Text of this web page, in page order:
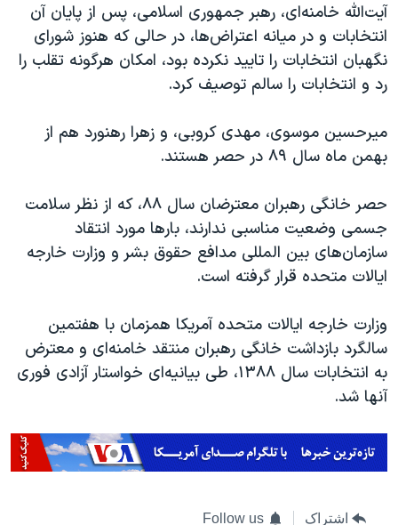
آیت‌الله خامنه‌ای، رهبر جمهوری اسلامی، پس از پایان آن
انتخابات و در میانه اعتراض‌ها، در حالی که هنوز شورای
نگهبان انتخابات را تایید نکرده بود، امکان هرگونه تقلب را
رد و انتخابات را سالم توصیف کرد.
میرحسین موسوی، مهدی کروبی، و زهرا رهنورد هم از
بهمن ماه سال ۸۹ در حصر هستند.
حصر خانگی رهبران معترضان سال ۸۸، که از نظر سلامت
جسمی وضعیت مناسبی ندارند، بارها مورد انتقاد
سازمان‌های بین المللی مدافع حقوق بشر و وزارت خارجه
ایالات متحده قرار گرفته است.
وزارت خارجه ایالات متحده آمریکا همزمان با هفتمین
سالگرد بازداشت خانگی رهبران منتقد خامنه‌ای و معترض
به انتخابات سال ۱۳۸۸، طی بیانیه‌ای خواستار آزادی فوری
آنها شد.
اشتراک Follow us